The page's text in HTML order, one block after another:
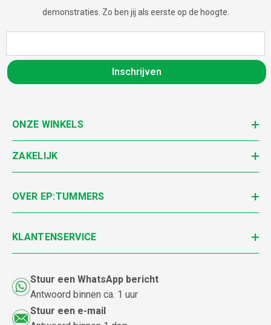
demonstraties. Zo ben jij als eerste op de hoogte.
Inschrijven
ONZE WINKELS
ZAKELIJK
OVER EP:TUMMERS
KLANTENSERVICE
Stuur een WhatsApp bericht
Antwoord binnen ca. 1 uur
Stuur een e-mail